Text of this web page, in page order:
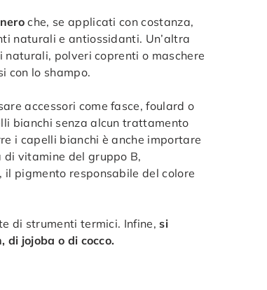
che, se applicati con costanza,
naturali e antiossidanti. Un’altra
naturali, polveri coprenti o maschere
con lo shampo.
accessori come fasce, foulard o
bianchi senza alcun trattamento
i capelli bianchi è anche importare
vitamine del gruppo B,
pigmento responsabile del colore
di strumenti termici. Infine,si
di jojoba o di cocco.